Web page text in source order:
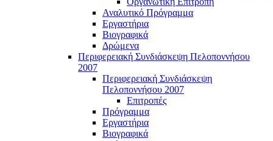
Αναλυτικό Πρόγραμμα
Εργαστήρια
Βιογραφικά
Δρώμενα
Περιφερειακή Συνδιάσκεψη Πελοποννήσου
2007
Περιφερειακή Συνδιάσκεψη
Πελοποννήσου 2007
Επιτροπές
Πρόγραμμα
Εργαστήρια
Βιογραφικά